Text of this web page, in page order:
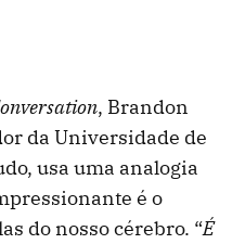
, Brandon
da Universidade de
usa uma analogia
é o
do nosso cérebro. “É